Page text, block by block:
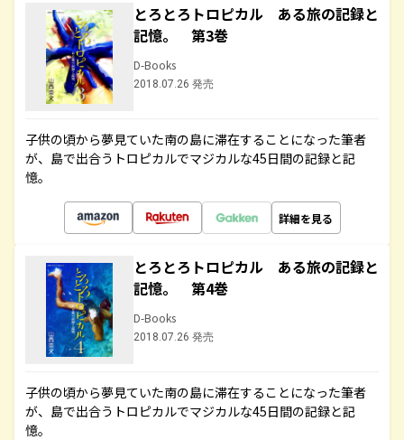
とろとろトロピカル ある旅の記録と
記憶。 第3巻
D-Books
2018.07.26 発売
子供の頃から夢見ていた南の島に滞在することになった筆者
が、島で出合うトロピカルでマジカルな45日間の記録と記
憶。
詳細を見る
とろとろトロピカル ある旅の記録と
記憶。 第4巻
D-Books
2018.07.26 発売
子供の頃から夢見ていた南の島に滞在することになった筆者
が、島で出合うトロピカルでマジカルな45日間の記録と記
憶。